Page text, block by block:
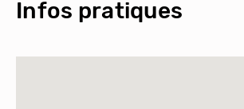
Infos pratiques